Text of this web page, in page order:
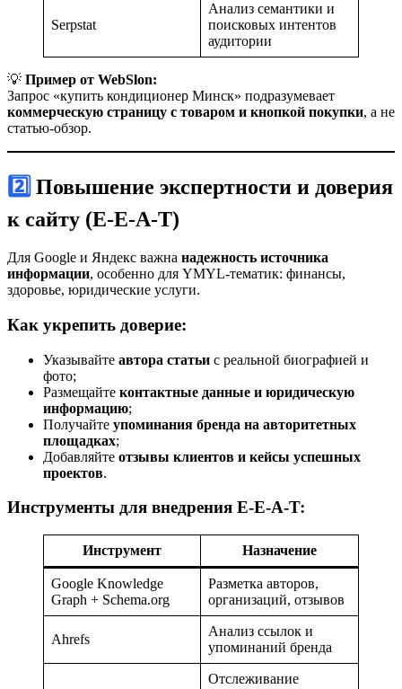
Serpstat
Анализ семантики и
поисковых интентов
аудитории
💡 Пример от WebSlon:
Запрос «купить кондиционер Минск» подразумевает
коммерческую страницу с товаром и кнопкой покупки, а не
статью-обзор.
2️⃣ Повышение экспертности и доверия
к сайту (E-E-A-T)
Для Google и Яндекс важна надежность источника
информации, особенно для YMYL-тематик: финансы,
здоровье, юридические услуги.
Как укрепить доверие:
Указывайте автора статьи с реальной биографией и
фото;
Размещайте контактные данные и юридическую
информацию;
Получайте упоминания бренда на авторитетных
площадках;
Добавляйте отзывы клиентов и кейсы успешных
проектов.
Инструменты для внедрения E-E-A-T:
Инструмент Назначение
Google Knowledge
Graph + Schema.org
Разметка авторов,
организаций, отзывов
Ahrefs
Анализ ссылок и
упоминаний бренда
Отслеживание